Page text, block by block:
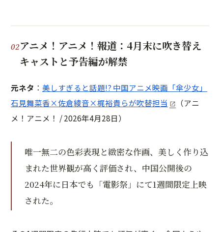
アニメ！アニメ！報道：4月末に吹き替え
キャストと予告編が解禁
元ネタ ： 美しすぎると話題!? 中国アニメ映画「傘少女」
石見舞菜香×佐倉綾音×梶裕貴らが吹替担当
（アニ
メ！アニメ！ / 2026年4月28日）
唯一無二の色彩表現と緻密な作画、美しく作り込
まれた世界観が高く評価され、中国公開後の
2024年に日本でも「電影祭」にて1週間限定上映
された。